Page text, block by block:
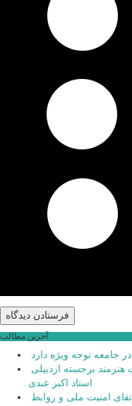
آخرین مطالب
جامعه توجه ویژه دارد
استاد اکبر عبدی